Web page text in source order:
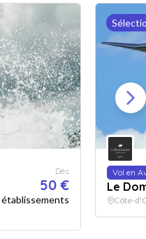
Dès
50 €
établissements
Vol en
Le
Côte-